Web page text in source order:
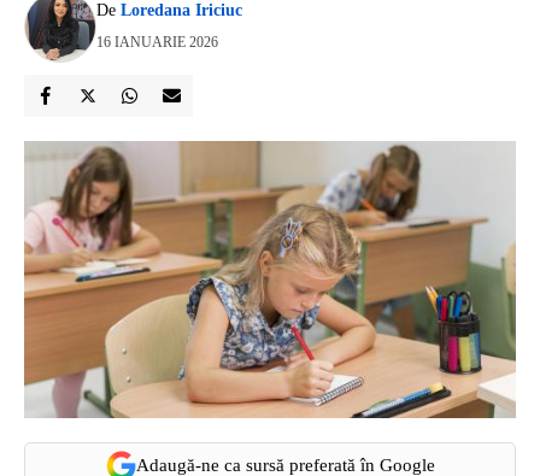
De Loredana Iriciuc
16 IANUARIE 2026
Adaugă-ne ca sursă preferată în Google